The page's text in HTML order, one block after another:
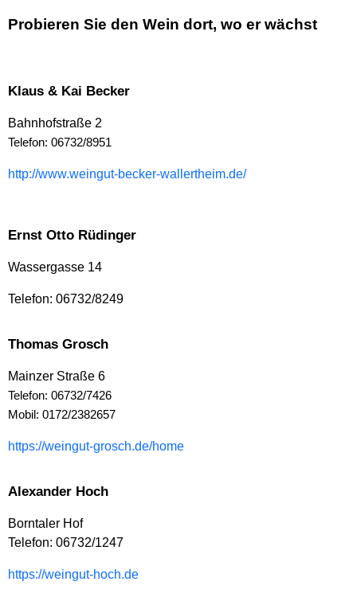
Probieren Sie den Wein dort, wo er wächst
Klaus & Kai Becker
Bahnhofstraße 2
Telefon: 06732/8951
http://www.weingut-becker-wallertheim.de/
Ernst Otto Rüdinger
Wassergasse 14
Telefon: 06732/8249
Thomas Grosch
Mainzer Straße 6
Telefon: 06732/7426
Mobil: 0172/2382657
https://weingut-grosch.de/home
Alexander Hoch
Borntaler Hof
Telefon: 06732/1247
https://weingut-hoch.de